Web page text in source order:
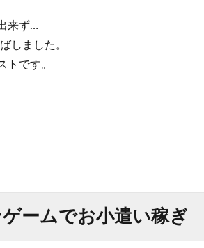
来ず…
しました。
トです。
ームでお小遣い稼ぎ